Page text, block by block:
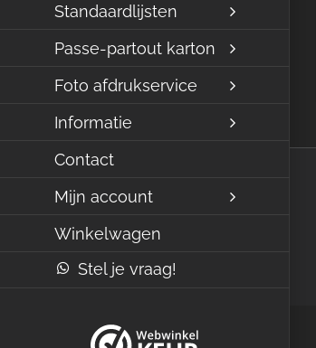
Standaardlijsten
Passe-partout karton
Foto afdrukservice
Informatie
Contact
Mijn account
Winkelwagen
Stel je vraag!